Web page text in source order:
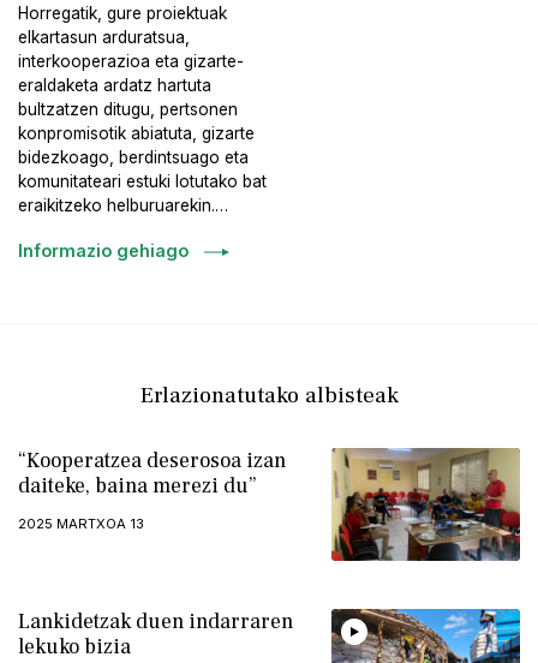
Horregatik, gure proiektuak
elkartasun arduratsua,
interkooperazioa eta gizarte-
eraldaketa ardatz hartuta
bultzatzen ditugu, pertsonen
konpromisotik abiatuta, gizarte
bidezkoago, berdintsuago eta
komunitateari estuki lotutako bat
eraikitzeko helburuarekin.…
Informazio gehiago
Erlazionatutako albisteak
“Kooperatzea deserosoa izan
daiteke, baina merezi du”
2025 MARTXOA 13
Lankidetzak duen indarraren
lekuko bizia